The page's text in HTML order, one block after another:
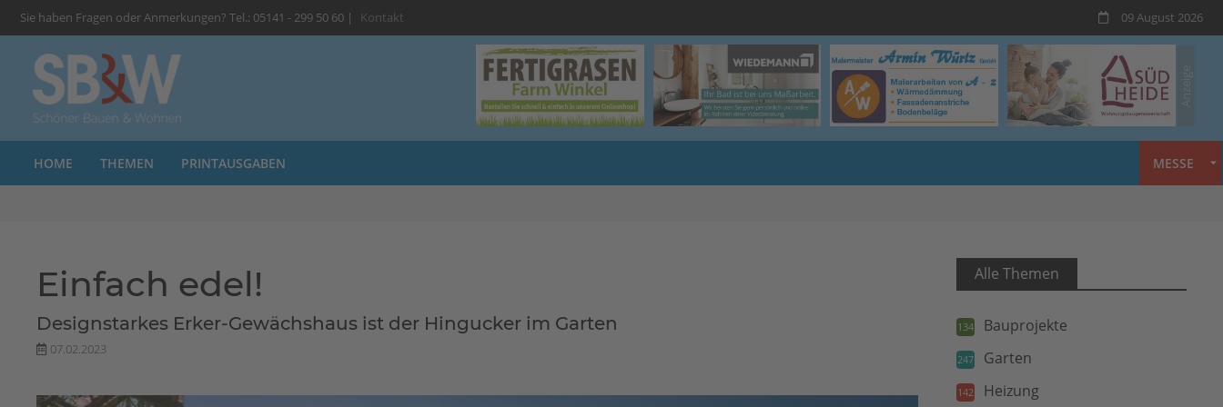
Sie haben Fragen oder Anmerkungen? Tel.: 05141 - 299 50 60 | Kontakt 09 August 2026
HOME THEMEN PRINTAUSGABEN MESSE
Einfach edel!
Designstarkes Erker-Gewächshaus ist der Hingucker im Garten
07.02.2023
Alle Themen
134 Bauprojekte
247 Garten
142 Heizung